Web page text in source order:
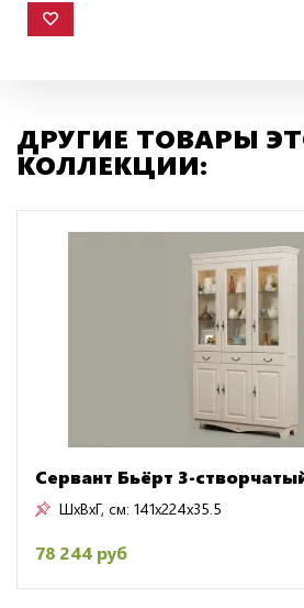
ДРУГИЕ ТОВАРЫ
КОЛЛЕКЦИИ:
Сервант Бьёрт 3-
ШxВxГ, см: 141x224x35.5
78 244 руб